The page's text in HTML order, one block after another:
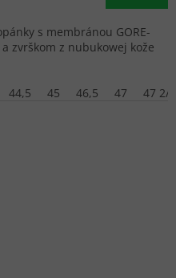
s membránou GORE-
zvrškom z nubukowej kože
44,5 45 46,5 47 47 2/3